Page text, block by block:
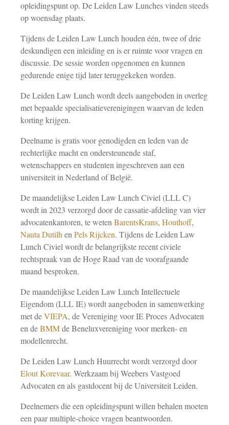
opleidingspunt op. De Leiden Law Lunches vinden steeds
op woensdag plaats.
Tijdens de Leiden Law Lunch houden één, twee of drie
deskundigen een inleiding en is er ruimte voor vragen en
discussie. De sessie worden opgenomen en kunnen
gedurende enige tijd later teruggekeken worden.
De Leiden Law Lunch wordt deels aangeboden in overleg
met bepaalde specialisatieverenigingen waarvan de leden
korting krijgen.
Deelname is gratis voor genodigden en leden van de
rechterlijke macht en ondersteunende staf,
wetenschappers en studenten ingeschreven aan een
universiteit in Nederland of België.
De maandelijkse Leiden Law Lunch Civiel (LLL C)
wordt in 2023 verzorgd door de cassatie-afdeling van vier
advocatenkantoren, te weten BarentsKrans, Houthoff,
Nauta Dutilh en Pels Rijcken. Tijdens de Leiden Law
Lunch Civiel wordt de belangrijkste recent civiele
rechtspraak van de Hoge Raad van de voorafgaande
maand besproken.
De maandelijkse Leiden Law Lunch Intellectuele
Eigendom (LLL IE) wordt aangeboden in samenwerking
met deVIEPA, de Vereniging voor IE Proces Advocaten
en deBMMde Beneluxvereniging voor merken- en
modellenrecht.
De Leiden Law Lunch Huurrecht wordt verzorgd door
Elout Korevaar. Werkzaam bij Weebers Vastgoed
Advocaten en als gastdocent bij de Universiteit Leiden.
Deelnemers die een opleidingspunt willen behalen moeten
een paar multiple-choice vragen beantwoorden.